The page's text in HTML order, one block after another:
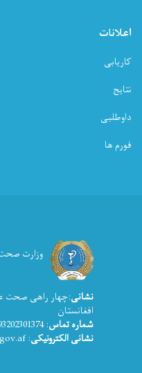
اعلانات
کاریابی
نتایج
داوطلبی
فورم ها
وزارت
نشانی:چهار راهی صحت
افغانستان
شماره تماس: 0093202301374
نشانی الکترونیکی: info.access@moph.gov.af